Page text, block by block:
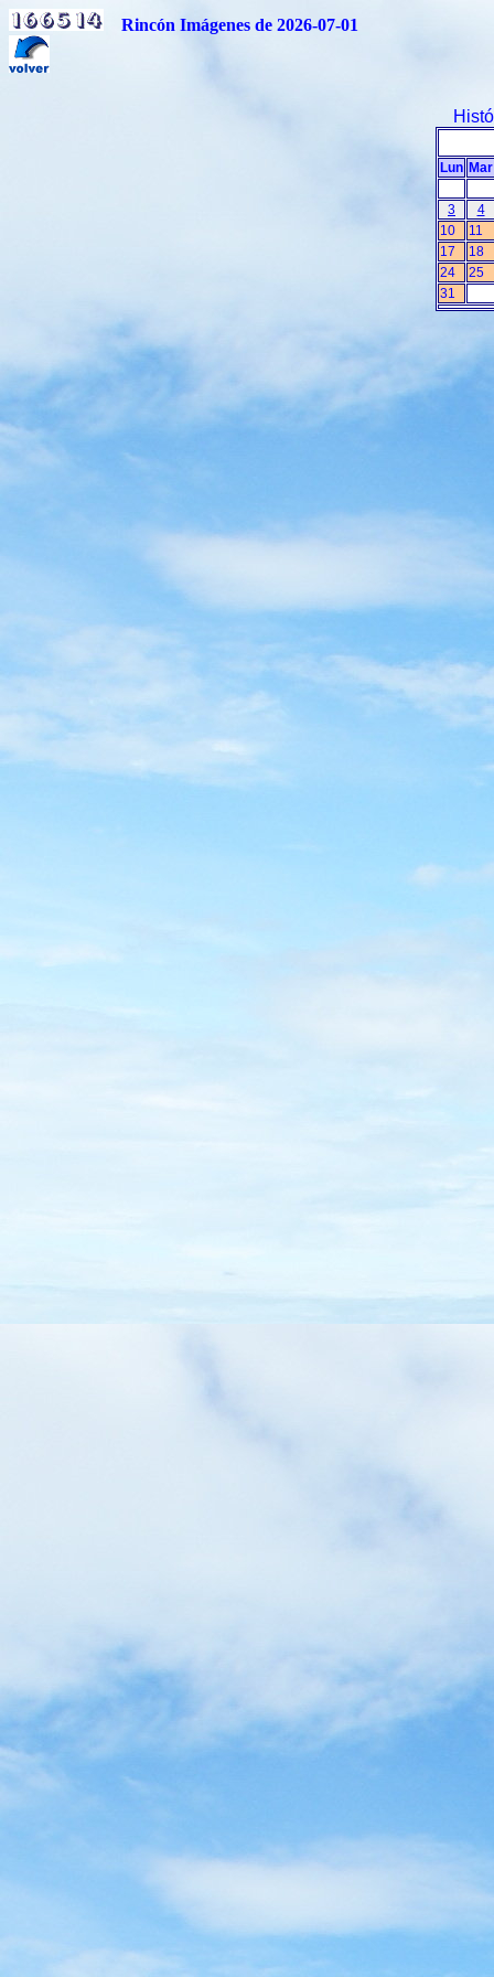
Rincón Imágenes de 2026-07-01
Lun Mar
3
4
10
11
17
18
24
25
31